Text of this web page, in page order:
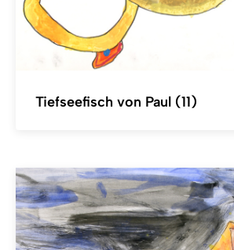
Tiefseefisch von Paul (11)